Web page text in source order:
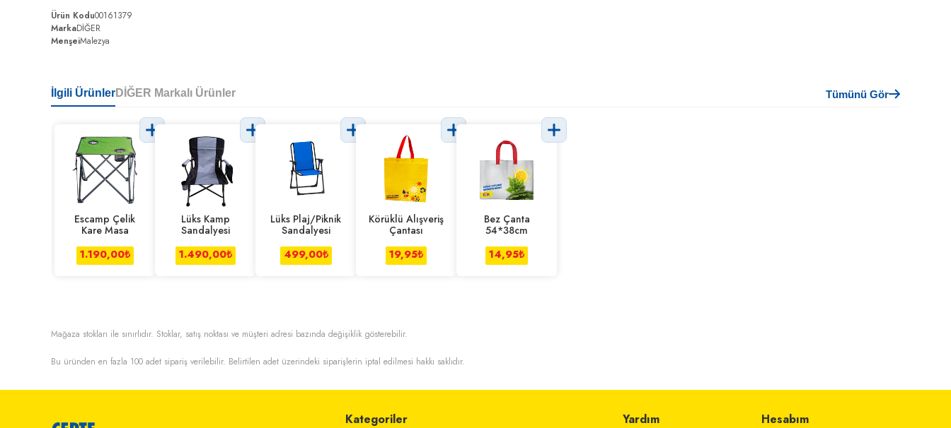
Ürün Kodu00161379
MarkaDİĞER
MenşeiMalezya
İlgili ÜrünlerDİĞER Markalı Ürünler Tümünü Gör
Escamp Çelik
Kare Masa
1.190,00₺
Lüks Kamp
Sandalyesi
1.490,00₺
Lüks Plaj/Piknik
Sandalyesi
499,00₺
Körüklü Alışveriş
Çantası
19,95₺
Bez Çanta
54*38cm
14,95₺
Mağaza stokları ile sınırlıdır. Stoklar, satış noktası ve müşteri adresi bazında değişiklik gösterebilir.
Bu üründen en fazla 100 adet sipariş verilebilir. Belirtilen adet üzerindeki siparişlerin iptal edilmesi hakkı saklıdır.
Kategoriler Yardım Hesabım